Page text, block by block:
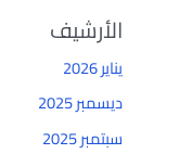
الأرشيف
يناير 2026
ديسمبر 2025
سبتمبر 2025